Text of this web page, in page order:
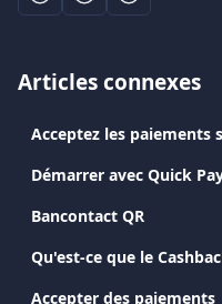
Articles connexes
Démarrer avec Quick
Bancontact QR
Qu'est-ce que le
Accepter des paiements